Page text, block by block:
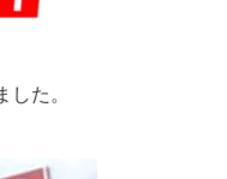
た。